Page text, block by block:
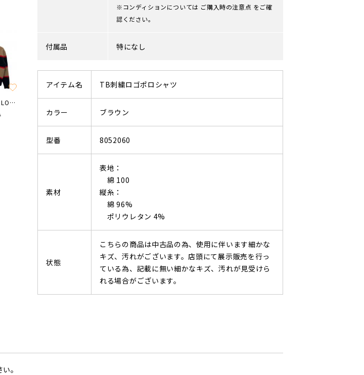
BURBERRY LONDON
※コンディションについては ご購入時の注意点 をご確
認ください。
付属品 特になし
アイテム名 TB刺繍ロゴポロシャツ
カラー ブラウン
型番 8052060
素材
表地：
綿 100
縦糸：
綿 96%
ポリウレタン 4%
状態
こちらの商品は中古品の為、使用に伴います細かな
キズ、汚れがございます。店頭にて展示販売を行っ
ている為、記載に無い細かなキズ、汚れが見受けら
れる場合がございます。
。